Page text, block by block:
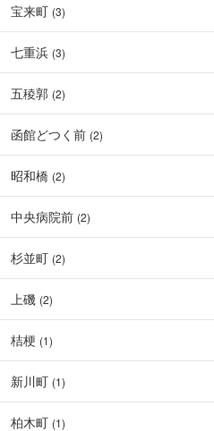
宝来町 (3)
七重浜 (3)
五稜郭 (2)
函館どつく前 (2)
昭和橋 (2)
中央病院前 (2)
杉並町 (2)
上磯 (2)
桔梗 (1)
新川町 (1)
柏木町 (1)